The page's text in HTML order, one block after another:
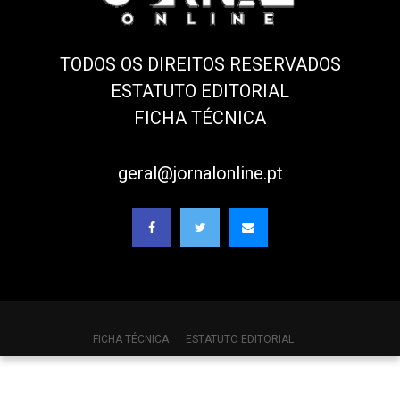
TODOS OS DIREITOS RESERVADOS
ESTATUTO EDITORIAL
FICHA TÉCNICA
geral@jornalonline.pt
FICHA TÉCNICA ESTATUTO EDITORIAL